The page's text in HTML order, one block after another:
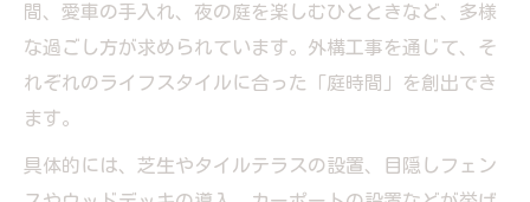
間、愛車の手入れ、夜の庭を楽しむひとときなど、多様
な過ごし方が求められています。外構工事を通じて、そ
れぞれのライフスタイルに合った「庭時間」を創出でき
ます。
具体的には、芝生やタイルテラスの設置、目隠しフェン